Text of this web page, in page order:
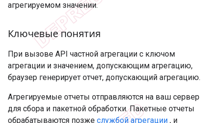
агрегируемом значении.
Ключевые понятия
При вызове API частной агрегации с ключом
агрегации и значением, допускающим агрегацию,
браузер генерирует отчет, допускающий агрегацию.
Агрегируемые отчеты отправляются на ваш сервер
для сбора и пакетной обработки. Пакетные отчеты
обрабатываются позже службой агрегации , и